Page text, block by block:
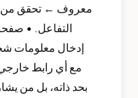
معروف ← تحقق من
التفاعل. •
إدخال معلومات
مع أي رابط خارجي